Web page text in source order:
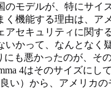
のモデルが、特にサイ
く機能する理由は、ア
アセキュリティに関す
いかって、なんとなく
にも悪かったのが、そ
4はそのサイズにし
良い）から、アメリカ